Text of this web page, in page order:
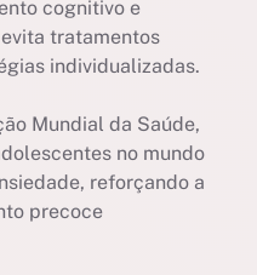
cognitivo e
tratamentos
individualizadas.
Mundial da Saúde,
no mundo
reforçando a
precoce